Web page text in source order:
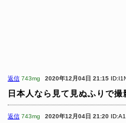
返信 743mg 2020年12月04日 21:15
日本人なら見て見ぬふりで
返信 743mg 2020年12月04日 21:20